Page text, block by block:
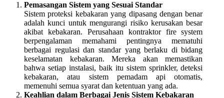
Pemasangan Sistem yang Sesuai Standar
Sistem proteksi kebakaran yang dipasang dengan benar
adalah kunci untuk mengurangi risiko kerusakan besar
akibat kebakaran. Perusahaan kontraktor fire system
berpengalaman memahami pentingnya mematuhi
berbagai regulasi dan standar yang berlaku di bidang
keselamatan kebakaran. Mereka akan memastikan
bahwa setiap instalasi, baik itu sistem sprinkler, deteksi
kebakaran, atau sistem pemadam api otomatis,
memenuhi semua syarat dan ketentuan yang ada.
Keahlian dalam Berbagai Jenis Sistem Kebakaran